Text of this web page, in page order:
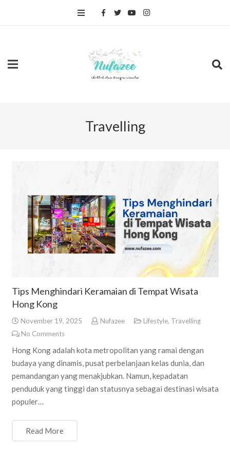
Travelling
Tips Menghindari Keramaian di Tempat Wisata
Hong Kong
November 19, 2025 Nufazee Lifestyle, Travelling
No Comments
Hong Kong adalah kota metropolitan yang ramai dengan
budaya yang dinamis, pusat perbelanjaan kelas dunia, dan
pemandangan yang menakjubkan. Namun, kepadatan
penduduk yang tinggi dan statusnya sebagai destinasi wisata
populer…
Read More